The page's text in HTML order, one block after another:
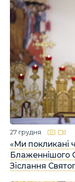
«Ми покликані
Блаженнішого
Зіслання
27 грудня